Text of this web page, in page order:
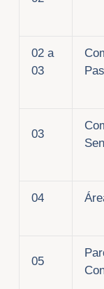
02 a
03
03
04
05